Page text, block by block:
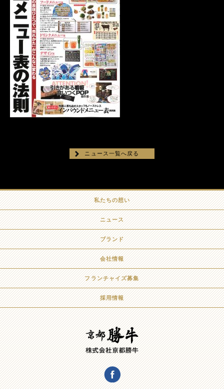
ニュース一覧へ戻る
私たちの想い
ニュース
ブランド
会社情報
フランチャイズ募集
採用情報